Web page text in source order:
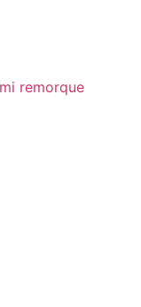
remorque